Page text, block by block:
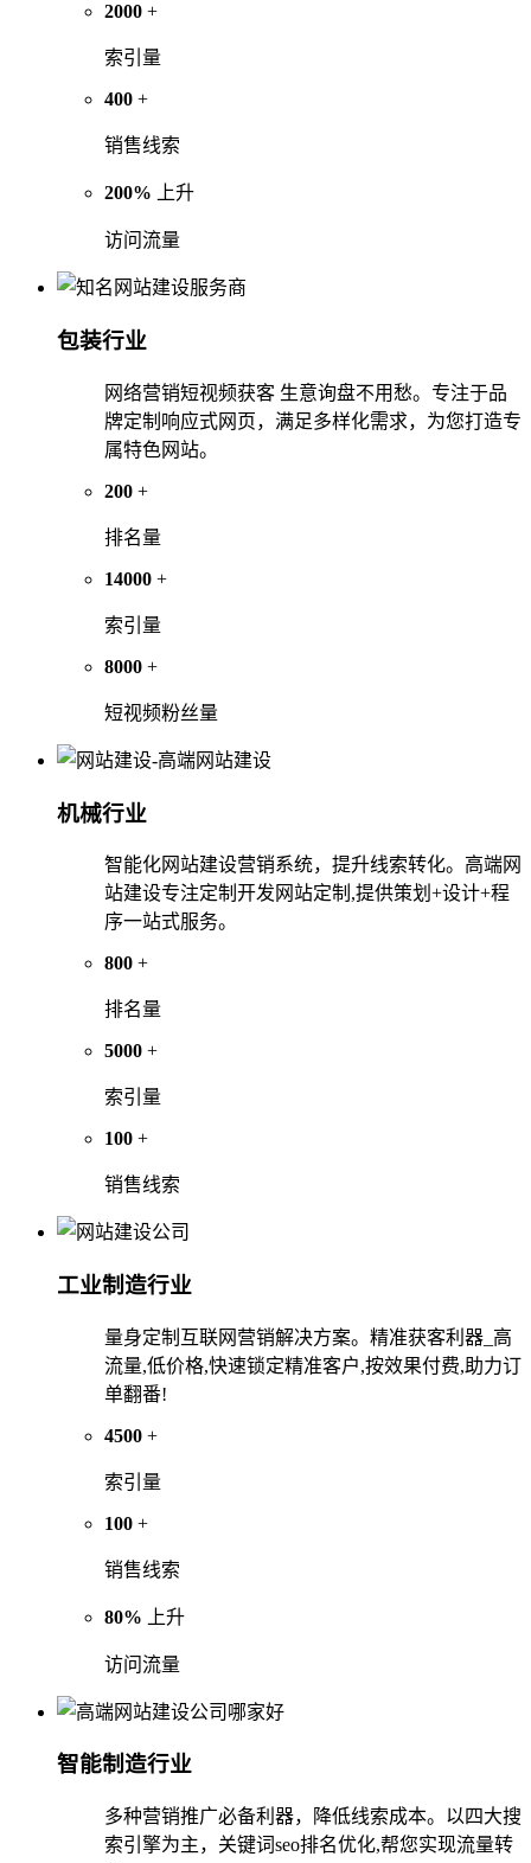
2000 +
索引量
400 +
销售线索
200% 上升
访问流量
包装行业
网络营销短视频获客 生意询盘不用愁。专注于品
牌定制响应式网页，满足多样化需求，为您打造专
属特色网站。
200 +
排名量
14000 +
索引量
8000 +
短视频粉丝量
机械行业
智能化网站建设营销系统，提升线索转化。高端网
站建设专注定制开发网站定制,提供策划+设计+程
序一站式服务。
800 +
排名量
5000 +
索引量
100 +
销售线索
工业制造行业
量身定制互联网营销解决方案。精准获客利器_高
流量,低价格,快速锁定精准客户,按效果付费,助力订
单翻番!
4500 +
索引量
100 +
销售线索
80% 上升
访问流量
智能制造行业
多种营销推广必备利器，降低线索成本。以四大搜
索引擎为主，关键词seo排名优化,帮您实现流量转